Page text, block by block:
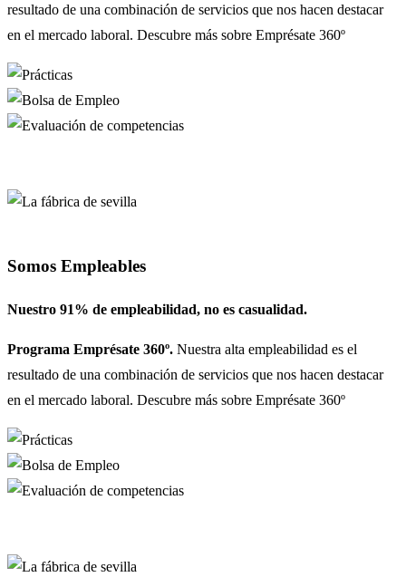
resultado de una combinación de servicios que nos hacen destacar
en el mercado laboral. Descubre más sobre Emprésate 360º
Somos Empleables
Nuestro 91% de empleabilidad, no es casualidad.
Programa Emprésate 360º. Nuestra alta empleabilidad es el
resultado de una combinación de servicios que nos hacen destacar
en el mercado laboral. Descubre más sobre Emprésate 360º